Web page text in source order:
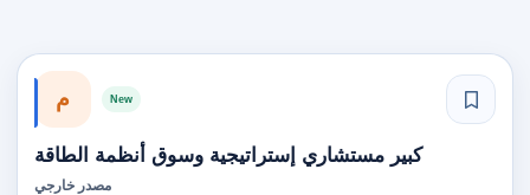
م New
كبير مستشاري إستراتيجية وسوق أنظمة الطاقة
مصدر خارجي